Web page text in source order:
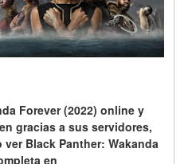
Forever (2022) online y
gracias a sus servidores,
Black Panther: Wakanda
en